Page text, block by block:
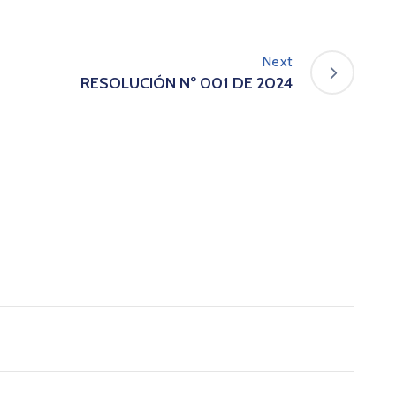
Next
RESOLUCIÓN Nº 001 DE 2024